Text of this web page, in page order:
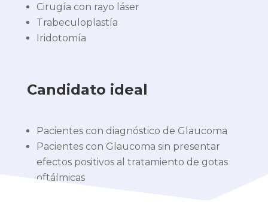
Cirugía con rayo láser
Trabeculoplastía
Iridotomía
Candidato ideal
Pacientes con diagnóstico de Glaucoma
Pacientes con Glaucoma sin presentar
efectos positivos al tratamiento de gotas
oftálmicas